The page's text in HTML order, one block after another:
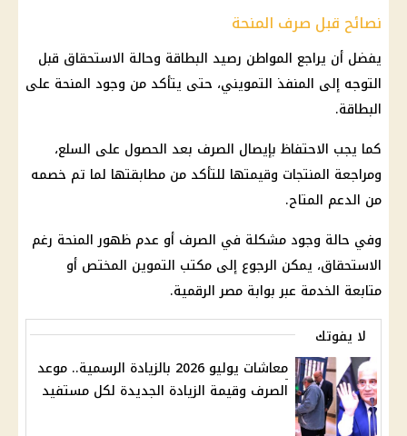
نصائح قبل صرف المنحة
يفضل أن يراجع المواطن رصيد البطاقة وحالة الاستحقاق قبل
التوجه إلى المنفذ التمويني، حتى يتأكد من وجود المنحة على
البطاقة.
كما يجب الاحتفاظ بإيصال الصرف بعد الحصول على السلع،
ومراجعة المنتجات وقيمتها للتأكد من مطابقتها لما تم خصمه
من الدعم المتاح.
وفي حالة وجود مشكلة في الصرف أو عدم ظهور المنحة رغم
الاستحقاق، يمكن الرجوع إلى مكتب التموين المختص أو
متابعة الخدمة عبربوابة مصر الرقمية.
لا يفوتك
معاشات يوليو 2026 بالزيادة الرسمية.. موعد
الصرف وقيمة الزيادة الجديدة لكل مستفيد